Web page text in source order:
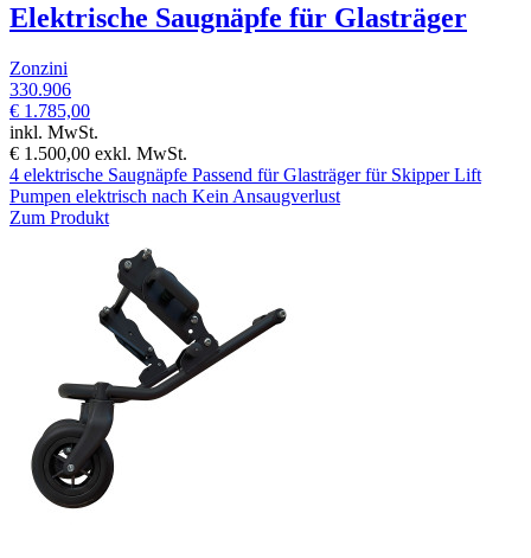
Elektrische Saugnäpfe für Glasträger
Zonzini
330.906
€ 1.785,00
inkl. MwSt.
€ 1.500,00 exkl. MwSt.
4 elektrische Saugnäpfe Passend für Glasträger für Skipper Lift
Pumpen elektrisch nach Kein Ansaugverlust
Zum Produkt